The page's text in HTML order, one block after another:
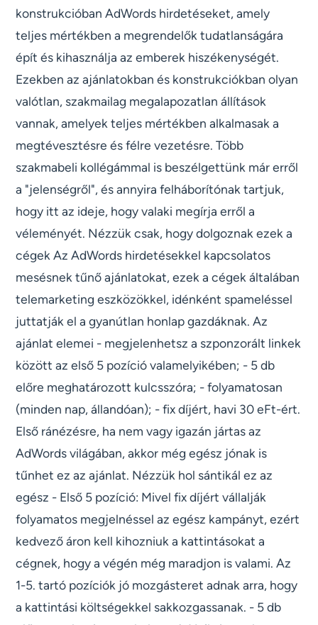
konstrukcióban AdWords hirdetéseket, amely
teljes mértékben a megrendelők tudatlanságára
épít és kihasználja az emberek hiszékenységét.
Ezekben az ajánlatokban és konstrukciókban olyan
valótlan, szakmailag megalapozatlan állítások
vannak, amelyek teljes mértékben alkalmasak a
megtévesztésre és félre vezetésre. Több
szakmabeli kollégámmal is beszélgettünk már erről
a "jelenségről", és annyira felháborítónak tartjuk,
hogy itt az ideje, hogy valaki megírja erről a
véleményét. Nézzük csak, hogy dolgoznak ezek a
cégek Az AdWords hirdetésekkel kapcsolatos
mesésnek tűnő ajánlatokat, ezek a cégek általában
telemarketing eszközökkel, idénként spameléssel
juttatják el a gyanútlan honlap gazdáknak. Az
ajánlat elemei - megjelenhetsz a szponzorált linkek
között az első 5 pozíció valamelyikében; - 5 db
előre meghatározott kulcsszóra; - folyamatosan
(minden nap, állandóan); - fix díjért, havi 30 eFt-ért.
Első ránézésre, ha nem vagy igazán jártas az
AdWords világában, akkor még egész jónak is
tűnhet ez az ajánlat. Nézzük hol sántikál ez az
egész - Első 5 pozíció: Mivel fix díjért vállalják
folyamatos megjelnéssel az egész kampányt, ezért
kedvező áron kell kihozniuk a kattintásokat a
cégnek, hogy a végén még maradjon is valami. Az
1-5. tartó pozíciók jó mozgásteret adnak arra, hogy
a kattintási költségekkel sakkozgassanak. - 5 db